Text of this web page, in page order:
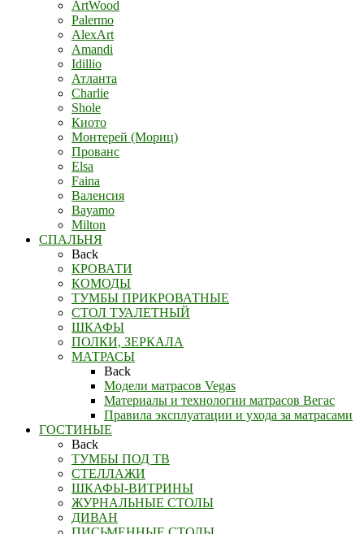
ArtWood
Palermo
AlexArt
Amandi
Idillio
Атланта
Charlie
Shole
Киото
Монтерей (Мориц)
Прованс
Elsa
Faina
Валенсия
Bayamo
Milton
СПАЛЬНЯ
Back
КРОВАТИ
КОМОДЫ
ТУМБЫ ПРИКРОВАТНЫЕ
СТОЛ ТУАЛЕТНЫЙ
ШКАФЫ
ПОЛКИ, ЗЕРКАЛА
МАТРАСЫ
Back
Модели матрасов Vegas
Материалы и технологии матрасов Вегас
Правила эксплуатации и ухода за матрасами
ГОСТИНЫЕ
Back
ТУМБЫ ПОД ТВ
СТЕЛЛАЖИ
ШКАФЫ-ВИТРИНЫ
ЖУРНАЛЬНЫЕ СТОЛЫ
ДИВАН